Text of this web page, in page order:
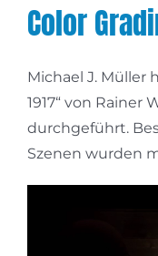
Color
Michael J. Müller
1917“ von Rainer
durchgeführt.
Szenen wurden